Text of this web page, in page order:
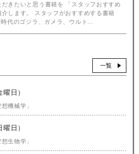
きたいと思う書籍を 「スタッフおすすめ
します。 スタッフがおすすめする書籍
代のゴジラ、ガメラ、ウルト...
一覧
日）
機械学」
日）
生物学」